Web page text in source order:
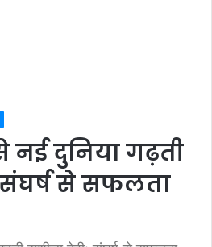
नई दुनिया गढ़ती
से सफलता